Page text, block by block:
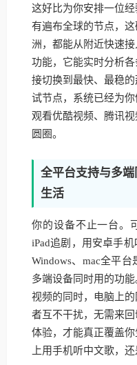
这好比为你安排一位
有遍布全球的节点，
洲，都能从附近快速
功能，它能实时分析
接切换到最快、最稳
试节点，系统已经为
观看优酷视频、腾讯
圆圈。
全平台支持与多
生活
你的设备不止一台。
iPad追剧，用安卓手机
Windows、mac全平
多端设备同时用的功
视频的同时，电脑上
者互不干扰，无需来
体验，才能真正覆盖
上用手机听中文歌，